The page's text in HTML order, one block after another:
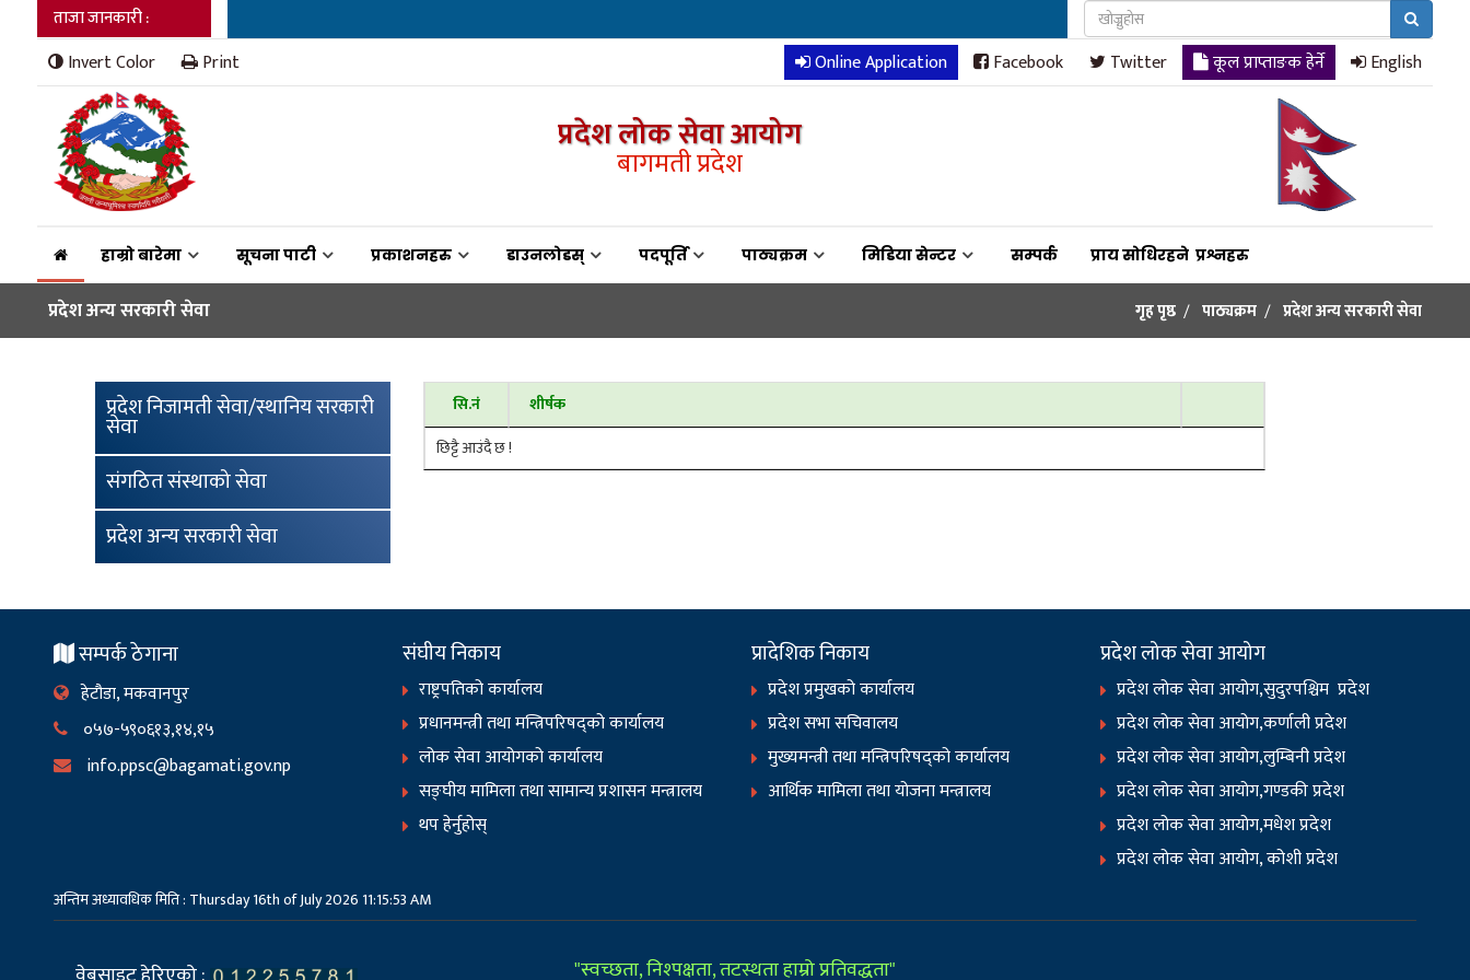
ताजा जानकारी :
Invert Color Print Online Application Facebook Twitter कूल प्राप्ताङक हेर्ने English
प्रदेश लोक सेवा आयोग
बागमती प्रदेश
हाम्रो बारेमा सूचना पाटी प्रकाशनहरु डाउनलोडस् पदपूर्ति पाठ्यक्रम मिडिया सेन्टर सम्पर्क प्राय सोधिरहने प्रश्नहरु
प्रदेश अन्य सरकारी सेवा गृह पृष्ठ पाठ्यक्रम प्रदेश अन्य सरकारी सेवा
प्रदेश निजामती सेवा/स्थानिय सरकारी
सेवा
संगठित संस्थाको सेवा
प्रदेश अन्य सरकारी सेवा
सि.नं
शीर्षक
छिट्टै आउंदै छ !
सम्पर्क ठेगाना
हेटौडा, मकवानपुर
०५७-५९०६१३,१४,१५
info.ppsc@bagamati.gov.np
संघीय निकाय
राष्ट्रपतिको कार्यालय
प्रधानमन्त्री तथा मन्त्रिपरिषद्को कार्यालय
लोक सेवा आयोगको कार्यालय
सङ्‍घीय मामिला तथा सामान्य प्रशासन मन्त्रालय
थप हेर्नुहोस्
प्रादेशिक निकाय
प्रदेश प्रमुखको कार्यालय
प्रदेश सभा सचिवालय
मुख्यमन्त्री तथा मन्त्रिपरिषद्को कार्यालय
आर्थिक मामिला तथा योजना मन्त्रालय
प्रदेश लोक सेवा आयोग
प्रदेश लोक सेवा आयोग,सुदुरपश्चिम प्रदेश
प्रदेश लोक सेवा आयोग,कर्णाली प्रदेश
प्रदेश लोक सेवा आयोग,लुम्बिनी प्रदेश
प्रदेश लोक सेवा आयोग,गण्डकी प्रदेश
प्रदेश लोक सेवा आयोग,मधेश प्रदेश
प्रदेश लोक सेवा आयोग, कोशी प्रदेश
अन्तिम अध्यावधिक मिति : Thursday 16th of July 2026 11:15:53 AM
"स्वच्छता, निश्पक्षता, तटस्थता हाम्रो प्रतिवद्धता"